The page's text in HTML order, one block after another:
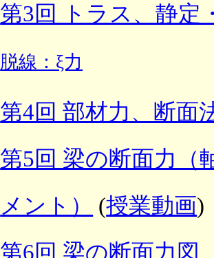
第3回 トラス、静定
脱線：ξ力
第4回 部材力、断面
第5回 梁の断面力（
メント）
(授業動画)
第6回 梁の断面力図